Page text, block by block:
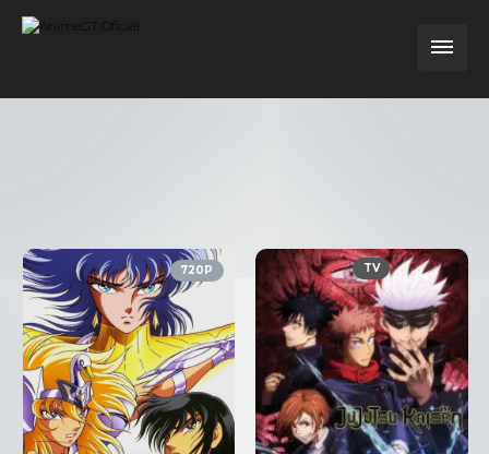
720P TV